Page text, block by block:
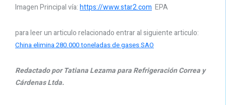
Imagen Principal vía:https://www.star2.com EPA
para leer un articulo relacionado entrar al siguiente articulo:
China elimina 280.000 toneladas de gases SAO
Redactado por Tatiana Lezama para Refrigeración Correa y
Cárdenas Ltda.